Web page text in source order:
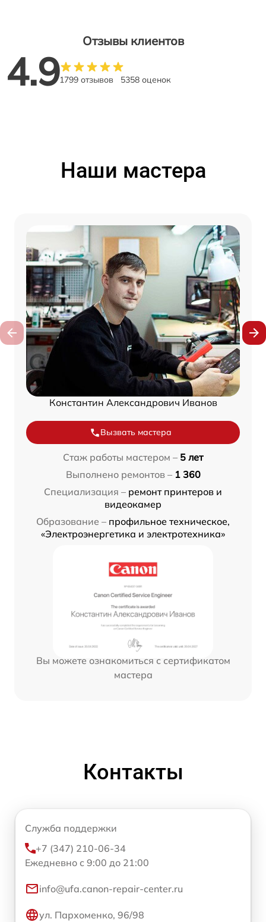
Отзывы клиентов
4.91799 отзывов 5358 оценок
Наши мастера
Константин Александрович Иванов
Вызвать мастера
Стаж работы мастером – 5 лет
Выполнено ремонтов – 1 360
Специализация – ремонт принтеров и
видеокамер
Образование – профильное техническое,
«Электроэнергетика и электротехника»
Вы можете ознакомиться с сертификатом
мастера
Контакты
Служба поддержки
+7 (347) 210-06-34
Ежедневно с 9:00 до 21:00
info@ufa.canon-repair-center.ru
ул. Пархоменко, 96/98